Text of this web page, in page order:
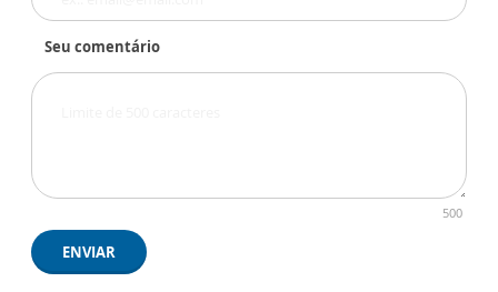
Seu comentário
500
ENVIAR